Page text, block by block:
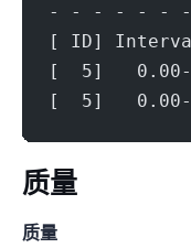
- - - - - -
[ ID]
[  5]   0.00-
[  5]   0.00-
ip质量
IPV4质量